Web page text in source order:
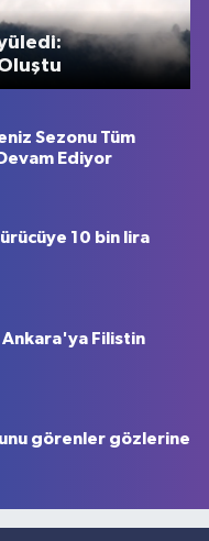
Sezonu Tüm
Ediyor
10 bin lira
Filistin
görenler gözlerine